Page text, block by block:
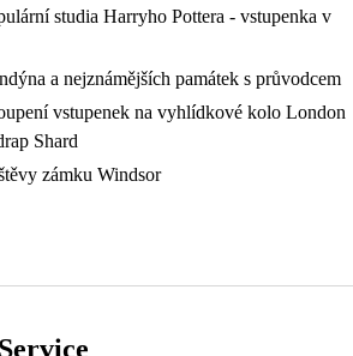
studia Harryho Pottera - vstupenka v
a nejznámějších památek s průvodcem
vstupenek na vyhlídkové kolo London
Shard
zámku Windsor